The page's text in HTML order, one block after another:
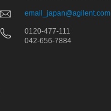
email_japan@agilent.com
0120-477-111
042-656-7884